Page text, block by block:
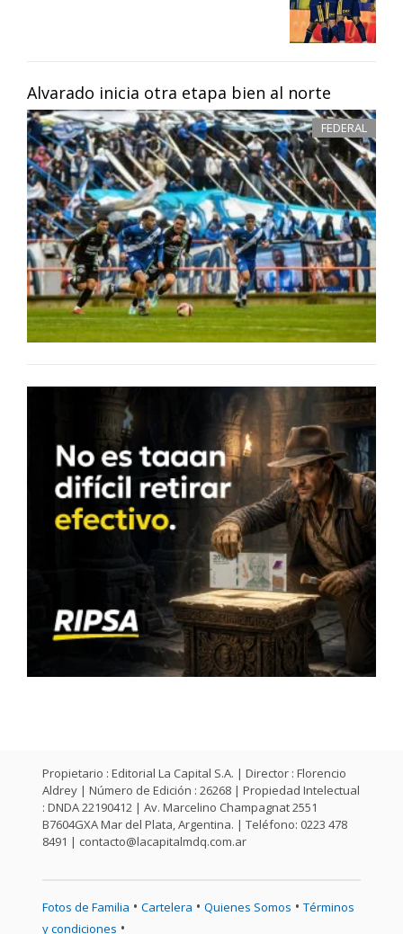
Alvarado inicia otra etapa bien al norte
FEDERAL
Propietario : Editorial La Capital S.A. | Director : Florencio
Aldrey | Número de Edición : 26268 | Propiedad Intelectual
: DNDA 22190412 | Av. Marcelino Champagnat 2551
B7604GXA Mar del Plata, Argentina. | Teléfono: 0223 478
8491 | contacto@lacapitalmdq.com.ar
Fotos de Familia • Cartelera • Quienes Somos • Términos
y condiciones •